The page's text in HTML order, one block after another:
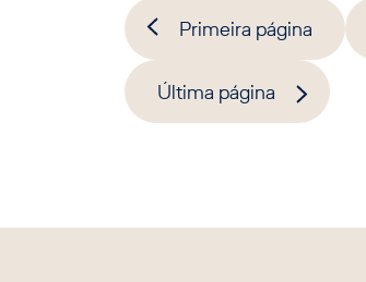
Primeira página
Última página